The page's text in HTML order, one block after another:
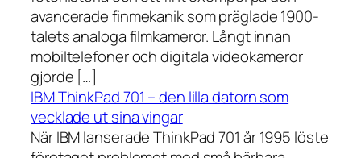
avancerade finmekanik som präglade 1900-
talets analoga filmkameror. Långt innan
mobiltelefoner och digitala videokameror
gjorde […]
IBM ThinkPad 701 – den lilla datorn som
vecklade ut sina vingar
När IBM lanserade ThinkPad 701 år 1995 löste